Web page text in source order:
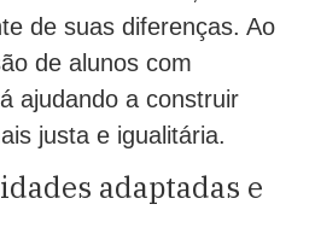
de suas diferenças. Ao
de alunos com
ajudando a construir
justa e igualitária.
adaptadas e